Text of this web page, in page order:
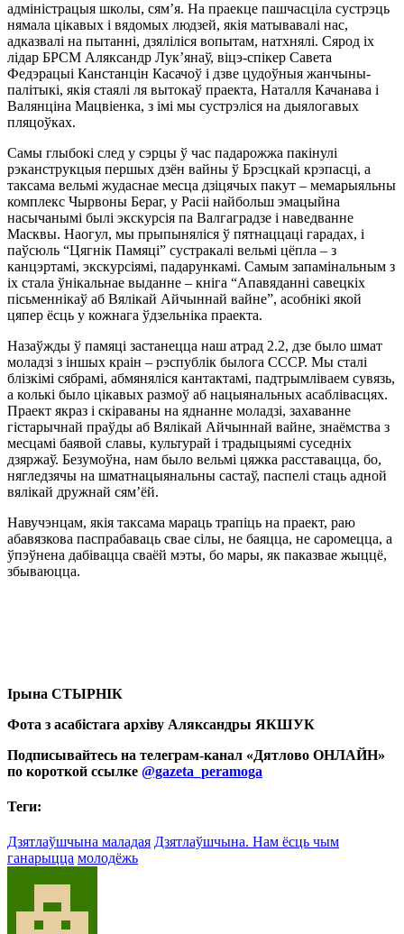
адміністрацыя школы, сям’я. На праекце пашчасціла сустрэць
нямала цікавых і вядомых людзей, якія матывавалі нас,
адказвалі на пытанні, дзяліліся вопытам, натхнялі. Сярод іх
лідар БРСМ Аляксандр Лук’янаў, віцэ-спікер Савета
Федэрацыі Канстанцін Касачоў і дзве цудоўныя жанчыны-
палітыкі, якія стаялі ля вытокаў праекта, Наталля Качанава і
Валянціна Мацвіенка, з імі мы сустрэліся на дыялогавых
пляцоўках.
Самы глыбокі след у сэрцы ў час падарожжа пакінулі
рэканструкцыя першых дзён вайны ў Брэсцкай крэпасці, а
таксама вельмі жудаснае месца дзіцячых пакут – мемарыяльны
комплекс Чырвоны Бераг, у Расіі найбольш эмацыйна
насычанымі былі экскурсія па Валгаградзе і наведванне
Масквы. Наогул, мы прыпыняліся ў пятнаццаці гарадах, і
паўсюль “Цягнік Памяці” сустракалі вельмі цёпла – з
канцэртамі, экскурсіямі, падарункамі. Самым запамінальным з
іх стала ўнікальнае выданне – кніга “Апавяданні савецкіх
пісьменнікаў аб Вялікай Айчыннай вайне”, асобнікі якой
цяпер ёсць у кожнага ўдзельніка праекта.
Назаўжды ў памяці застанецца наш атрад 2.2, дзе было шмат
моладзі з іншых краін – рэспублік былога СССР. Мы сталі
блізкімі сябрамі, абмяняліся кантактамі, падтрымліваем сувязь,
а колькі было цікавых размоў аб нацыянальных асаблівасцях.
Праект якраз і скіраваны на яднанне моладзі, захаванне
гістарычнай праўды аб Вялікай Айчыннай вайне, знаёмства з
месцамі баявой славы, культурай і традыцыямі суседніх
дзяржаў. Безумоўна, нам было вельмі цяжка расставацца, бо,
нягледзячы на шматнацыянальны састаў, паспелі стаць адной
вялікай дружнай сям’ёй.
Навучэнцам, якія таксама мараць трапіць на праект, раю
абавязкова паспрабаваць свае сілы, не баяцца, не саромецца, а
ўпэўнена дабівацца сваёй мэты, бо мары, як паказвае жыццё,
збываюцца.
Ірына СТЫРНІК
Фота з асабістага архіву Аляксандры ЯКШУК
Подписывайтесь на телеграм-канал «Дятлово ОНЛАЙН»
по короткой ссылке @gazeta_peramoga
Теги:
Дзятлаўшчына маладая Дзятлаўшчына. Нам ёсць чым
ганарыцца молодёжь